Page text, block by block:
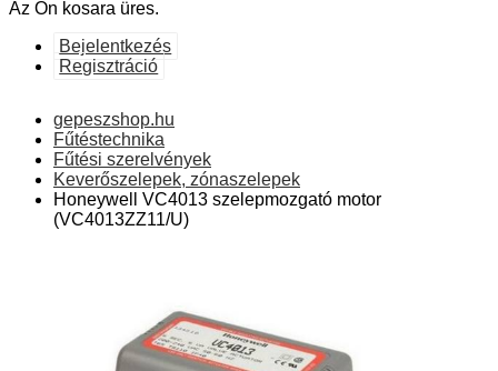
Az Ön kosara üres.
Bejelentkezés
Regisztráció
gepeszshop.hu
Fűtéstechnika
Fűtési szerelvények
Keverőszelepek, zónaszelepek
Honeywell VC4013 szelepmozgató motor
(VC4013ZZ11/U)